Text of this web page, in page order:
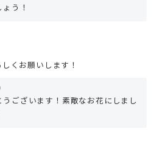
う！
くお願いします！
うございます！素敵なお花にしまし